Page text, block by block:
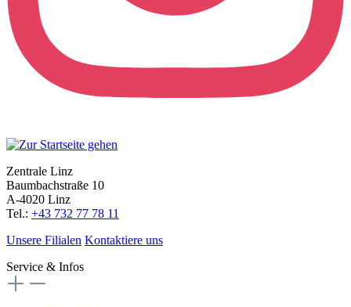
Zentrale Linz
Baumbachstraße 10
A-4020 Linz
Tel.: +43 732 77 78 11
Unsere Filialen Kontaktiere uns
Service & Infos